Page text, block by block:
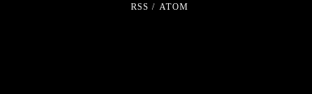
RSS / ATOM